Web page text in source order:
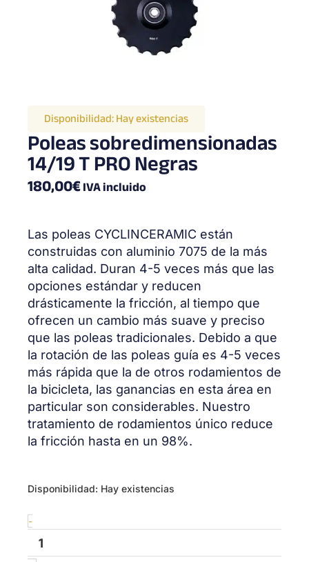
Disponibilidad:Hay existencias
Poleas sobredimensionadas
14/19 T PRO Negras
180,00€IVA incluido
Las poleas CYCLINCERAMIC están
construidas con aluminio 7075 de la más
alta calidad. Duran 4-5 veces más que las
opciones estándar y reducen
drásticamente la fricción, al tiempo que
ofrecen un cambio más suave y preciso
que las poleas tradicionales. Debido a que
la rotación de las poleas guía es 4-5 veces
más rápida que la de otros rodamientos de
la bicicleta, las ganancias en esta área en
particular son considerables. Nuestro
tratamiento de rodamientos único reduce
la fricción hasta en un 98%.
Disponibilidad: Hay existencias
-
Oversized
wheels
14/19
PRO